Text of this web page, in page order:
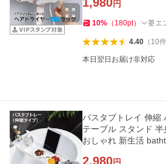
円
10% （ 180pt） 要エ
4.40（ 10件
本日翌日お届け非対応
バスタブトレイ 伸縮
テーブル スタンド
おしゃれ 新生活
2,980